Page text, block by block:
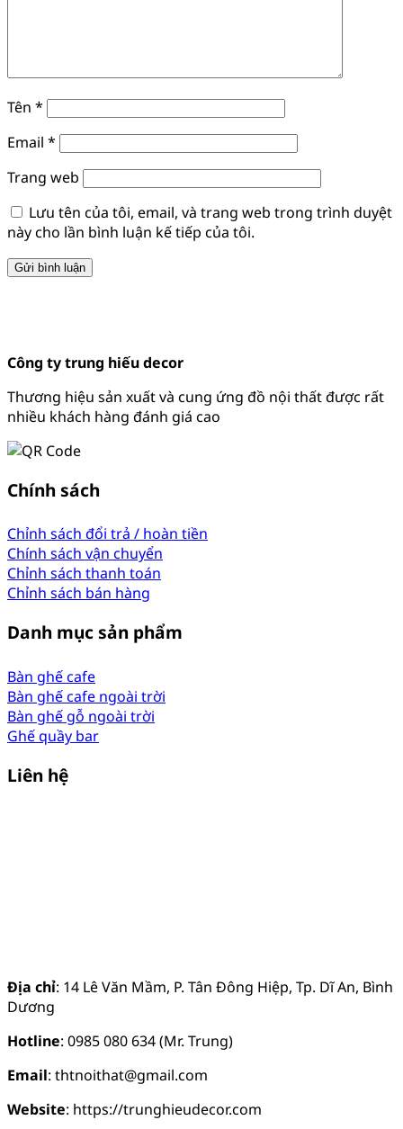
Tên *
Email *
Trang web
Lưu tên của tôi, email, và trang web trong trình duyệt
này cho lần bình luận kế tiếp của tôi.
Công ty trung hiếu decor
Thương hiệu sản xuất và cung ứng đồ nội thất được rất
nhiều khách hàng đánh giá cao
Chính sách
Chỉnh sách đổi trả / hoàn tiền
Chính sách vận chuyển
Chỉnh sách thanh toán
Chỉnh sách bán hàng
Danh mục sản phẩm
Bàn ghế cafe
Bàn ghế cafe ngoài trời
Bàn ghế gỗ ngoài trời
Ghế quầy bar
Liên hệ
Địa chỉ: 14 Lê Văn Mầm, P. Tân Đông Hiệp, Tp. Dĩ An, Bình
Dương
Hotline: 0985 080 634 (Mr. Trung)
Email: thtnoithat@gmail.com
Website: https://trunghieudecor.com